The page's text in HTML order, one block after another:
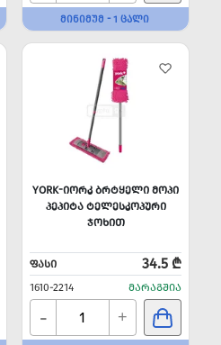
ᲛᲘᲜᲘᲛᲣᲛ - 1 ᲪᲐᲚᲘ
YORK-ᲘᲝᲠᲙ ᲑᲠᲢᲧᲔᲚᲘ ᲛᲝᲞᲘ
ᲞᲔᲞᲘᲢᲐ ᲢᲔᲚᲔᲡᲙᲝᲞᲣᲠᲘ
ᲯᲝᲮᲘᲗ
ᲤᲐᲡᲘ 34.5 ₾
1610-2214 ᲛᲐᲠᲐᲒᲨᲘᲐ
- +